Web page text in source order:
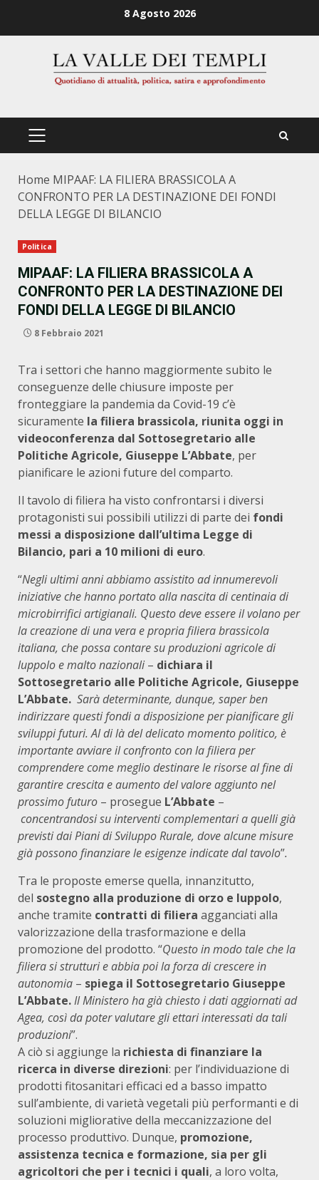
8 Agosto 2026
PRIMÄRES
Home MIPAAF: LA FILIERA BRASSICOLA A
CONFRONTO PER LA DESTINAZIONE DEI FONDI
DELLA LEGGE DI BILANCIO
Politica
MIPAAF: LA FILIERA BRASSICOLA A
CONFRONTO PER LA DESTINAZIONE DEI
FONDI DELLA LEGGE DI BILANCIO
8 Febbraio 2021
Tra i settori che hanno maggiormente subito le
conseguenze delle chiusure imposte per
fronteggiare la pandemia da Covid-19 c’è
sicuramente la filiera brassicola, riunita oggi in
videoconferenza dal Sottosegretario alle
Politiche Agricole, Giuseppe L’Abbate, per
pianificare le azioni future del comparto.
Il tavolo di filiera ha visto confrontarsi i diversi
protagonisti sui possibili utilizzi di parte dei fondi
messi a disposizione dall’ultima Legge di
Bilancio, pari a 10 milioni di euro.
“Negli ultimi anni abbiamo assistito ad innumerevoli
iniziative che hanno portato alla nascita di centinaia di
microbirrifici artigianali. Questo deve essere il volano per
la creazione di una vera e propria filiera brassicola
italiana, che possa contare su produzioni agricole di
luppolo e malto nazionali – dichiara il
Sottosegretario alle Politiche Agricole, Giuseppe
L’Abbate. Sarà determinante, dunque, saper ben
indirizzare questi fondi a disposizione per pianificare gli
sviluppi futuri. Al di là del delicato momento politico, è
importante avviare il confronto con la filiera per
comprendere come meglio destinare le risorse al fine di
garantire crescita e aumento del valore aggiunto nel
prossimo futuro – prosegue L’Abbate –
concentrandosi su interventi complementari a quelli già
previsti dai Piani di Sviluppo Rurale, dove alcune misure
già possono finanziare le esigenze indicate dal tavolo”.
Tra le proposte emerse quella, innanzitutto,
del sostegno alla produzione di orzo e luppolo,
anche tramite contratti di filiera agganciati alla
valorizzazione della trasformazione e della
promozione del prodotto. “Questo in modo tale che la
filiera si strutturi e abbia poi la forza di crescere in
autonomia – spiega il Sottosegretario Giuseppe
L’Abbate.Il Ministero ha già chiesto i dati aggiornati ad
Agea, così da poter valutare gli ettari interessati da tali
produzioni”.
A ciò si aggiunge la richiesta di finanziare la
ricerca in diverse direzioni: per l’individuazione di
prodotti fitosanitari efficaci ed a basso impatto
sull’ambiente, di varietà vegetali più performanti e di
soluzioni migliorative della meccanizzazione del
processo produttivo. Dunque, promozione,
assistenza tecnica e formazione, sia per gli
agricoltori che per i tecnici i quali, a loro volta,